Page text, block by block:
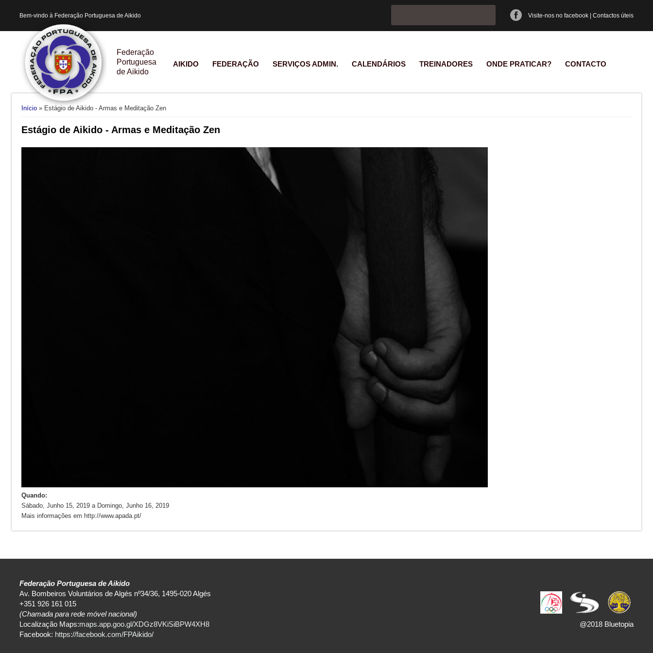
Bem-vindo à Federação Portuguesa de Aikido Visite-nos no facebook Contactos úteis
Formulário de pesquisa
Federação
Portuguesa
de Aikido
AIKIDO FEDERAÇÃO SERVIÇOS ADMIN. CALENDÁRIOS TREINADORES ONDE PRATICAR? CONTACTO
Está aqui
Início» Estágio de Aikido - Armas e Meditação Zen
Estágio de Aikido - Armas e Meditação Zen
Quando:
Sábado, Junho 15, 2019a Domingo, Junho 16, 2019
Mais informações em http://www.apada.pt/
Federação Portuguesa de Aikido
Av. Bombeiros Voluntários de Algés nº34/36, 1495-020 Algés
+351 926 161 015
(Chamada para rede móvel nacional)
Localização Maps:maps.app.goo.gl/XDGz8VKiSiBPW4XH8
Facebook: https://facebook.com/FPAikido/
@2018 Bluetopia